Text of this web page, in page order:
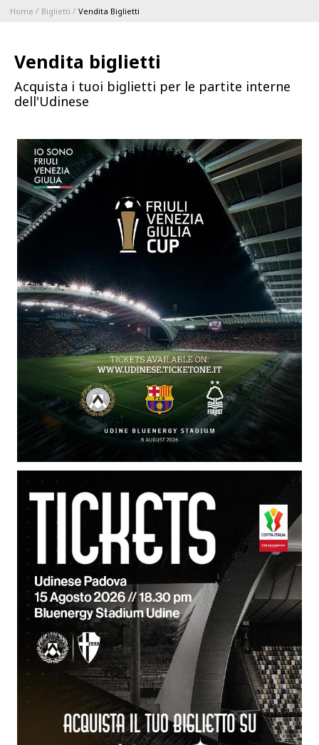
1896 MEMBERSHIP PROGRAM
Serie A
Coppa Italia
Calendari e Risultati
Classifiche
CLUB
Academy
Cattedra Universidad Europea
Esports
BLUENERGY STADIUM
MEETING CENTER
SQUADRE
SHOP
PHOTOGALLERY
Home Biglietti Vendita Biglietti
Vendita biglietti
Acquista i tuoi biglietti per le partite interne
dell'Udinese